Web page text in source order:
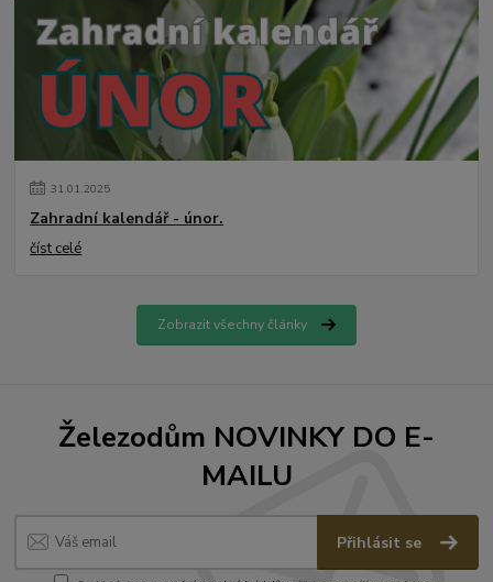
31.01.2025
Zahradní kalendář - únor.
číst celé
Zobrazit všechny články
Železodům NOVINKY DO E-
MAILU
Přihlásit se